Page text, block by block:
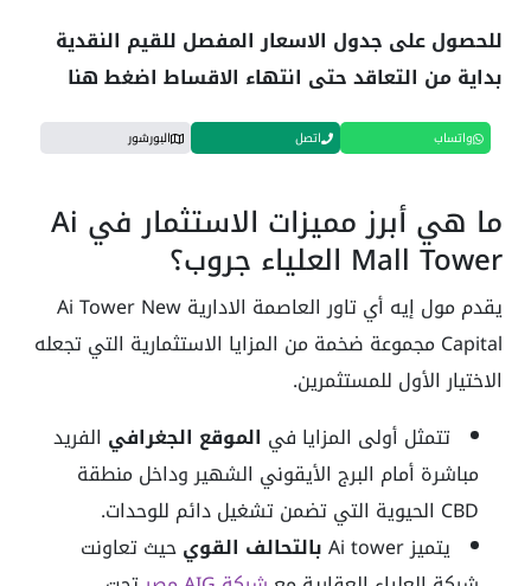
للحصول على جدول الاسعار المفصل للقيم النقدية
بداية من التعاقد حتى انتهاء الاقساط اضغط هنا
واتساب اتصل البورشور
ما هي أبرز مميزات الاستثمار في Ai
Mall Tower العلياء جروب؟
يقدم مول إيه أي تاور العاصمة الادارية Ai Tower New
Capital مجموعة ضخمة من المزايا الاستثمارية التي تجعله
الاختيار الأول للمستثمرين.
تتمثل أولى المزايا في الموقع الجغرافي الفريد
مباشرة أمام البرج الأيقوني الشهير وداخل منطقة
CBD الحيوية التي تضمن تشغيل دائم للوحدات.
يتميز Ai tower
بالتحالف القويحيث تعاونت